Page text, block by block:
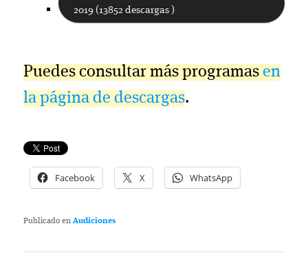
2019 (13852 descargas )
Puedes consultar más programasen
la página de descargas.
Facebook X WhatsApp
Publicado en Audiciones